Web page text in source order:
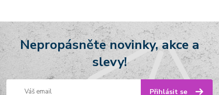
Nepropásněte novinky, akce a
slevy!
Přihlásit se